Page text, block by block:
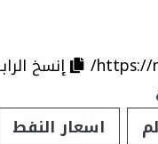
https://
إنسخ
اسعار النفط